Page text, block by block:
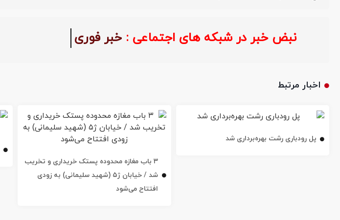
نبض خبر در شبکه های اجتماعی : خبر فوری
اخبار مرتبط
پل رودباری رشت بهره‌برداری شد
۳ باب مغازه محدوده پستک خریداری و تخریب
شد / خیابان ژ۵ (شهید سلیمانی) به زودی
افتتاح می‌شود